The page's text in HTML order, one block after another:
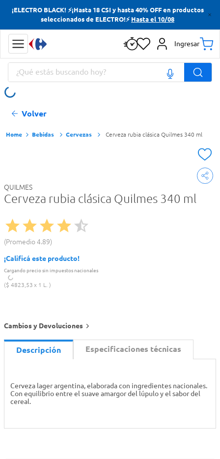
¡ELECTRO BLACK! ⚡¡Hasta 18 CSI y hasta 40% OFF en productos
seleccionados de ELECTRO!⚡ Hasta el 10/08
Ingresar
¿Qué estás buscando hoy?
Volver
Bebidas Cervezas Cerveza rubia clásica Quilmes 340 ml
QUILMES
Cerveza rubia clásica Quilmes 340 ml
Promedio4.89
¡Calificá este producto!
Cargando precio sin impuestos nacionales
$ 4823,53 1 L.
Cambios y Devoluciones
Descripción Especificaciones técnicas
Cerveza lager argentina, elaborada con ingredientes nacionales.
Con equilibrio entre el suave amargor del lúpulo y el sabor del
cereal.
Términos más buscados
Yerba
Cerveza
Términos más buscados
Yerba
Cerveza
Doves